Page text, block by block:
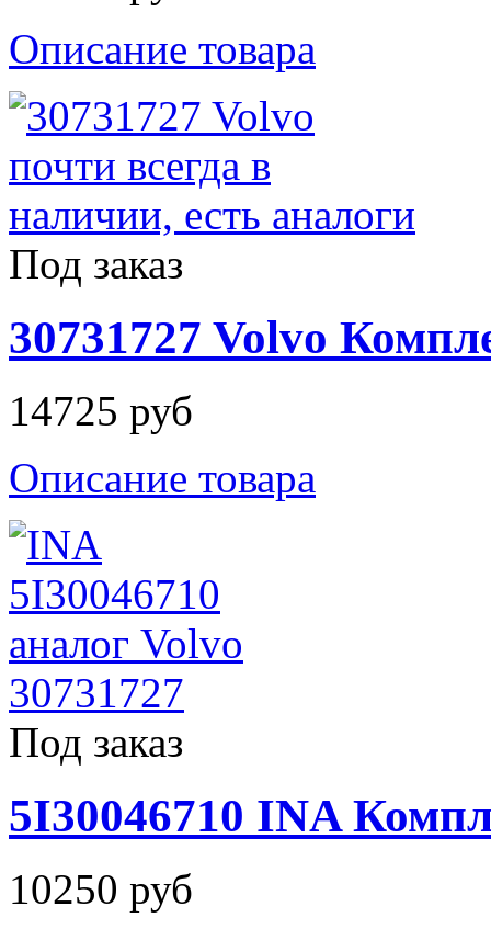
Описание товара
Под заказ
30731727 Volvo
14725 руб
Описание товара
Под заказ
5I30046710 INA
10250 руб